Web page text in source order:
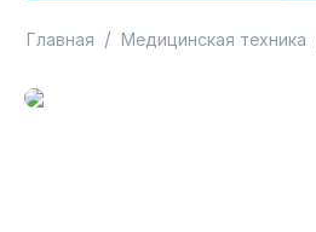
Главная / Медицинская техника